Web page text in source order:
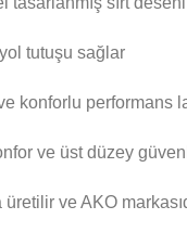
tutuşu sağlar
konforlu performans
ve üst düzey
ve AKO